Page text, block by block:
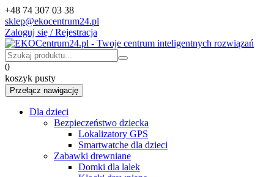
+48 74 307 03 38
sklep@ekocentrum24.pl
Zaloguj się / Rejestracja
0
koszyk pusty
Przełącz nawigację
Dla dzieci
Bezpieczeństwo dziecka
Lokalizatory GPS
Smartwatche dla dzieci
Zabawki drewniane
Domki dla lalek